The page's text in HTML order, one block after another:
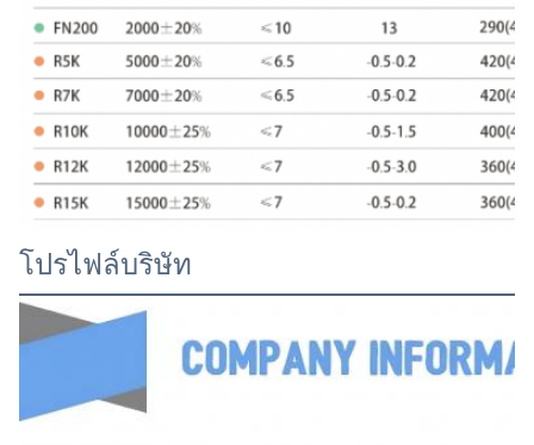
14.2×25.5×635 14.2±04
14.2 x 25.5 x 95 14.2±05 25.5±06 9.5±05
14.2×26×635 14.2±04 6.35±0.3
140.2 × 28.5 ×
45
14.2±05 28.5±07 4.5±04
14.2 × 28.5 × 5
14.2×28.5×52 14.2±04 28.5±05 5.2±03
14.2×28.5×55 14.2±05 28.5±07 5.5±04
14.2×28.5×635
โปรไฟล์บริษัท